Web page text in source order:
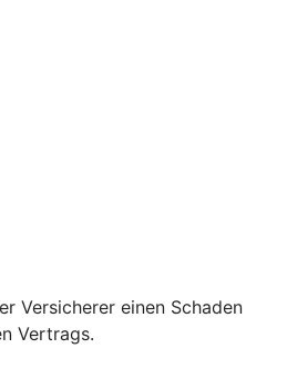
Versicherer einen Schaden
Vertrags.